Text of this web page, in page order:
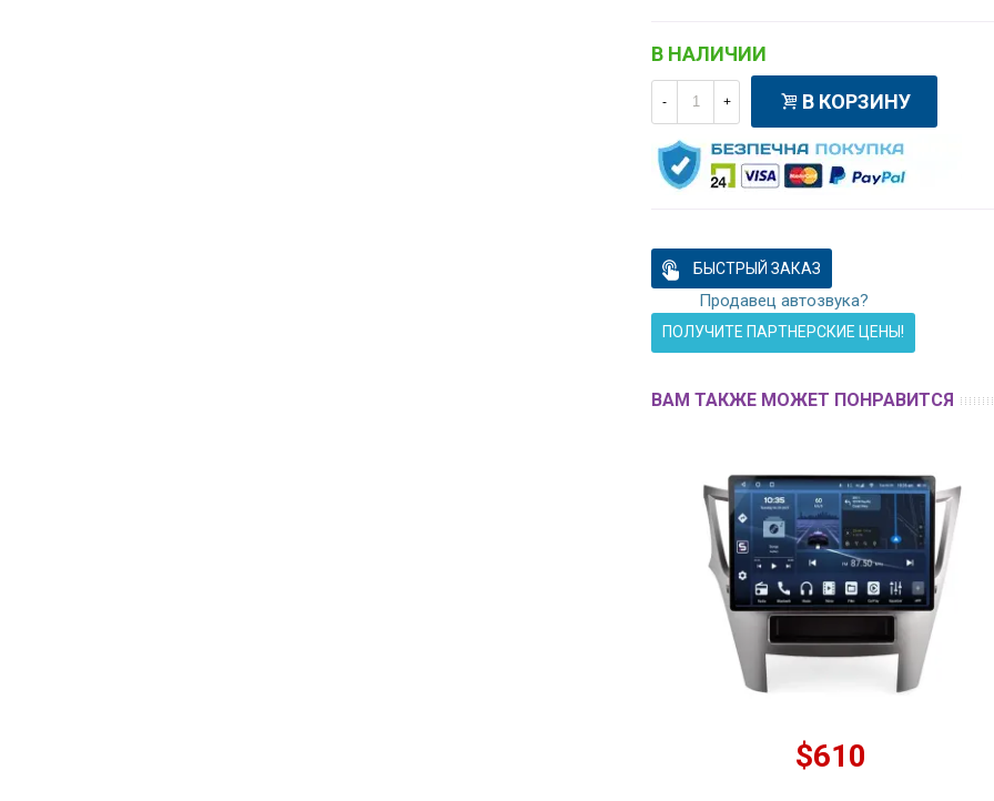
В НАЛИЧИИ
- + В КОРЗИНУ
БЫСТРЫЙ ЗАКАЗ
Продавец автозвука?
ПОЛУЧИТЕ ПАРТНЕРСКИЕ ЦЕНЫ!
ВАМ ТАКЖЕ МОЖЕТ ПОНРАВИТСЯ
$610